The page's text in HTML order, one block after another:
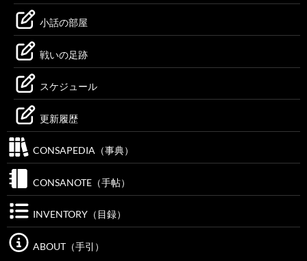
小話の部屋
戦いの足跡
スケジュール
更新履歴
CONSAPEDIA（事典）
CONSANOTE（手帖）
INVENTORY（目録）
ABOUT（手引）